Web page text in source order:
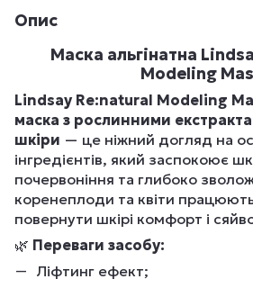
Опис
Маска альгінатна
Modeling
Lindsay Re:natural Modeling
маска з рослинними
шкіри — це ніжний догляд на
інгредієнтів, який заспокоює
почервоніння та глибоко
коренеплоди та квіти
повернути шкірі комфорт і
🌿 Переваги засобу:
Ліфтинг ефект;